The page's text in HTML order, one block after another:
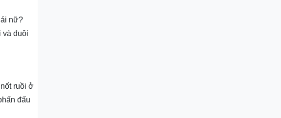
nữ?
và đuôi
ốt ruồi ở
đấu